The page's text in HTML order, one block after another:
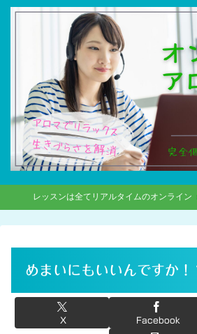
レッスンは全てリアルタイムのオンライン
めまいにもいいんですか！
X Facebook